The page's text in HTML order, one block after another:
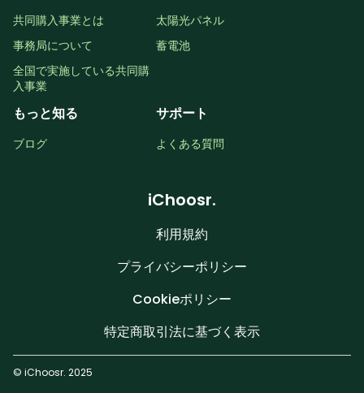
共同購入事業とは
事務局について
全国で実施している共同購
入事業
太陽光パネル
蓄電池
もっと知る
ブログ
サポート
よくある質問
iChoosr.
利用規約
プライバシーポリシー
Cookieポリシー
特定商取引法に基づく表示
© iChoosr. 2025